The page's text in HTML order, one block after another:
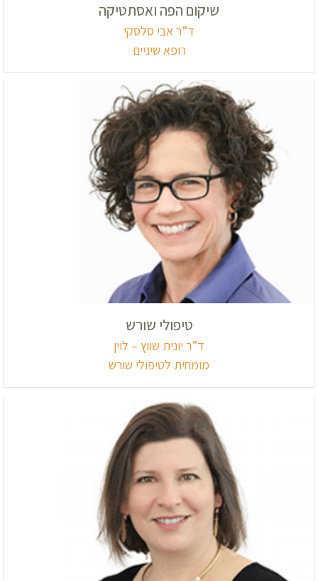
שיקום הפה ואסתטיקה
ד”ר אבי סלסקי
רופא שיניים
טיפולי שורש
ד”ר יונית שווץ – לוין
מומחית לטיפולי שורש